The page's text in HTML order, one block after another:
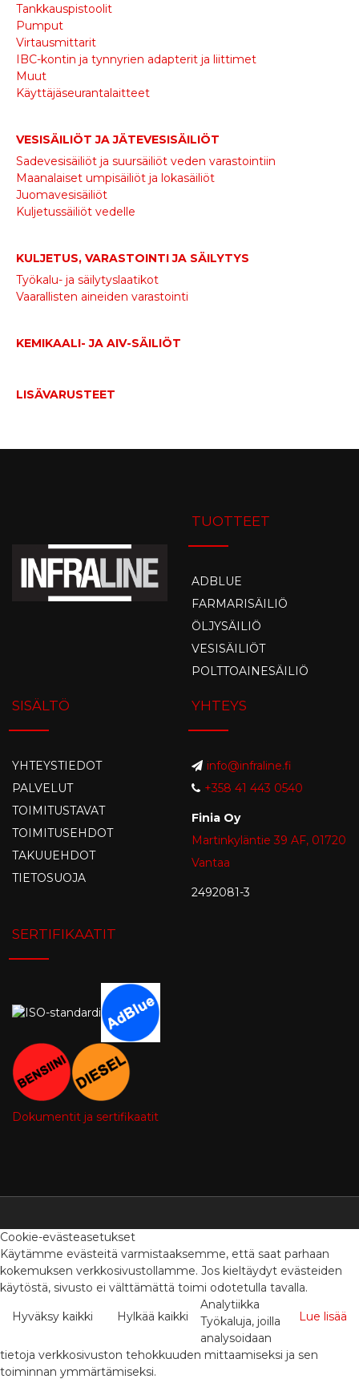
Tankkauspistoolit
Pumput
Virtausmittarit
IBC-kontin ja tynnyrien adapterit ja liittimet
Muut
Käyttäjäseurantalaitteet
VESISÄILIÖT JA JÄTEVESISÄILIÖT
Sadevesisäiliöt ja suursäiliöt veden varastointiin
Maanalaiset umpisäiliöt ja lokasäiliöt
Juomavesisäiliöt
Kuljetussäiliöt vedelle
KULJETUS, VARASTOINTI JA SÄILYTYS
Työkalu- ja säilytyslaatikot
Vaarallisten aineiden varastointi
KEMIKAALI- JA AIV-SÄILIÖT
LISÄVARUSTEET
TUOTTEET
ADBLUE
FARMARISÄILIÖ
ÖLJYSÄILIÖ
VESISÄILIÖT
POLTTOAINESÄILIÖ
SISÄLTÖ
YHTEYSTIEDOT
PALVELUT
TOIMITUSTAVAT
TOIMITUSEHDOT
TAKUUEHDOT
TIETOSUOJA
YHTEYS
info@infraline.fi
+358 41 443 0540
Finia Oy
Martinkyläntie 39 AF, 01720
Vantaa
2492081-3
SERTIFIKAATIT
Dokumentit ja sertifikaatit
Cookie-evästeasetukset
Käytämme evästeitä varmistaaksemme, että saat parhaan
kokemuksen verkkosivustollamme. Jos kieltäydyt evästeiden
käytöstä, sivusto ei välttämättä toimi odotetulla tavalla.
Hyväksy kaikki
Hylkää kaikki Lue lisää
Analytiikka
Työkaluja, joilla
analysoidaan
tietoja verkkosivuston tehokkuuden mittaamiseksi ja sen
toiminnan ymmärtämiseksi.